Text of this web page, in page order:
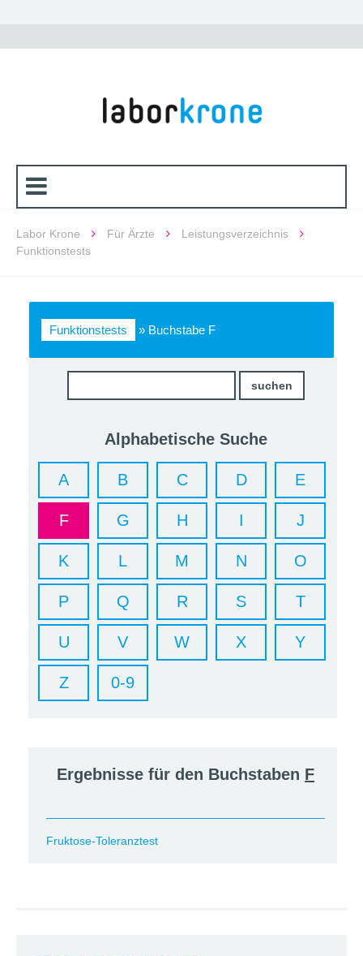
Labor Krone Für Ärzte
Leistungsverzeichnis
Funktionstests
Funktionstests » Buchstabe F
Alphabetische Suche
A B C D E
F G H I J
K L M N O
P Q R S T
U V W X Y
Z 0-9
Ergebnisse für den Buchstaben F
Fruktose-Toleranztest